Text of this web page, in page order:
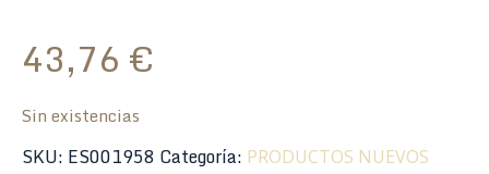
43,76 €
Sin existencias
SKU: ES001958 Categoría: PRODUCTOS NUEVOS